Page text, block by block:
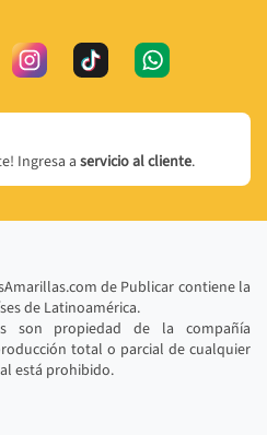
Ingresa a servicio al cliente.
de Publicar contiene la
de Latinoamérica.
son propiedad de la compañía
total o parcial de cualquier
está prohibido.